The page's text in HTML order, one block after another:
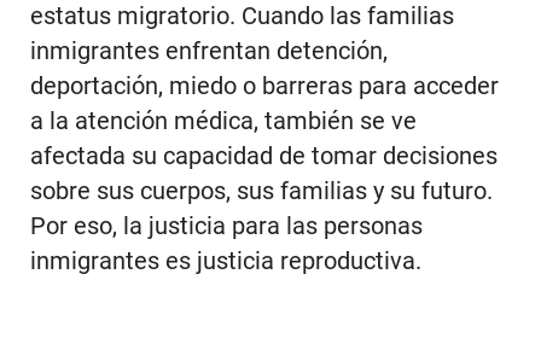
estatus migratorio. Cuando las familias
inmigrantes enfrentan detención,
deportación, miedo o barreras para acceder
a la atención médica, también se ve
afectada su capacidad de tomar decisiones
sobre sus cuerpos, sus familias y su futuro.
Por eso, la justicia para las personas
inmigrantes es justicia reproductiva.